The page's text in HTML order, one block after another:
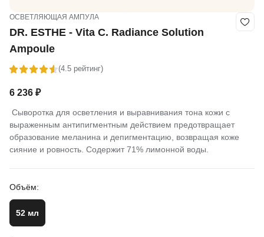
ОСВЕТЛЯЮЩАЯ АМПУЛА
DR. ESTHE - Vita C. Radiance Solution
Ampoule
(4.5 рейтинг)
6 236 ₽
Сыворотка для осветления и выравнивания тона кожи с
выраженным антипигментным действием предотвращает
образование меланина и депигментацию, возвращая коже
сияние и ровность. Содержит 71% лимонной воды.
Объём:
52 мл